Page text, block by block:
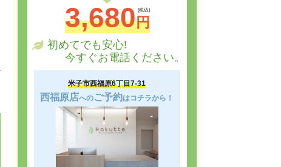
3,680円
初めてでも安心!
今すぐお電話ください。
米子市西福原6丁目7-31
西福原店へのご予約はコチラから！